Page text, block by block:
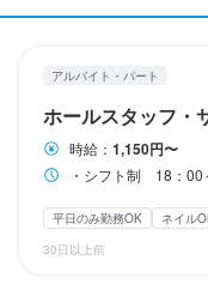
ヘルプ・お問い合わせフォ
掲載をご検討の店舗様へ
食べログ求人PRESS
アルバイト・パート
ホールスタッフ・
時給： 1,150円〜
・シフト制 18：00～23
平日のみ勤務OK ネイル
30日以上前
アルバイト・パート 鉄板炭
ホールスタ
ホールスタッフ
時給1,150円〜